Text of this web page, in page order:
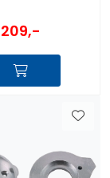
209,-